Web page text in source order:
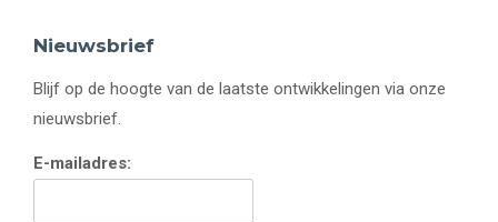
Nieuwsbrief
Blijf op de hoogte van de laatste ontwikkelingen via onze
nieuwsbrief.
E-mailadres: